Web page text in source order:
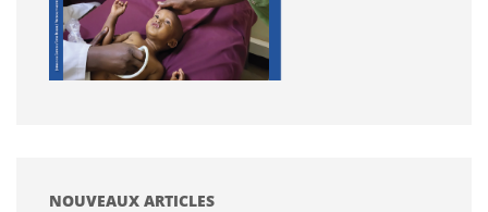
NOUVEAUX ARTICLES